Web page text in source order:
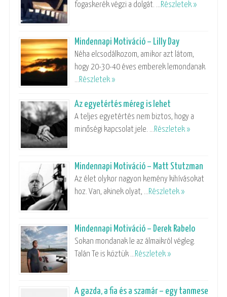
fogaskerék végzi a dolgát. …Részletek »
Mindennapi Motiváció – Lilly Day
Néha elcsodálkozom, amikor azt látom,
hogy 20-30-40 éves emberek lemondanak
…Részletek »
Az egyetértés méreg is lehet
A teljes egyetértés nem biztos, hogy a
minőségi kapcsolat jele. …Részletek »
Mindennapi Motiváció – Matt Stutzman
Az élet olykor nagyon kemény kihívásokat
hoz. Van, akinek olyat, …Részletek »
Mindennapi Motiváció – Derek Rabelo
Sokan mondanak le az álmaikról végleg.
Talán Te is köztük …Részletek »
A gazda, a fia és a szamár – egy tanmese